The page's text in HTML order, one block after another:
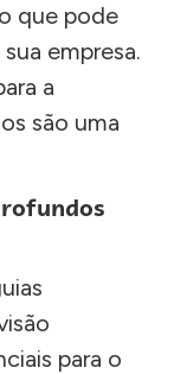
que pode
empresa.
a
são uma
para o